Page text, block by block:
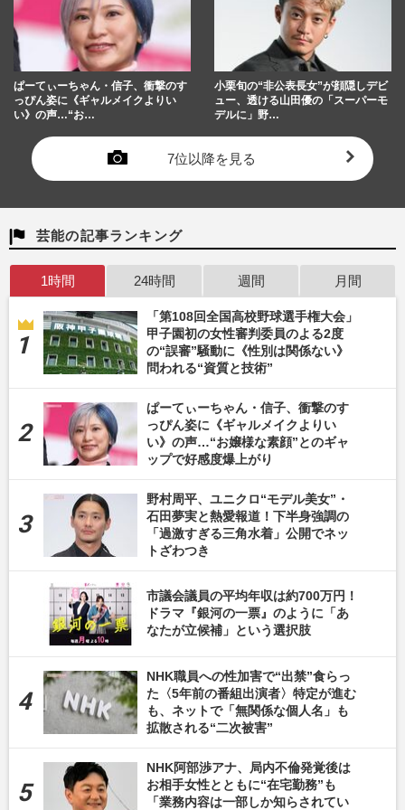
ぱーてぃーちゃん・信子、衝撃のす
っぴん姿に《ギャルメイクよりい
い》の声…“お…
小栗旬の“非公表長女”が顔隠しデビ
ュー、透ける山田優の「スーパーモ
デルに」野…
7位以降を見る
芸能の記事ランキング
1時間 24時間 週間 月間
「第108回全国高校野球選手権大会」
甲子園初の女性審判委員のよる2度
の“誤審”騒動に《性別は関係ない》
問われる“資質と技術”
ぱーてぃーちゃん・信子、衝撃のす
っぴん姿に《ギャルメイクよりい
い》の声…“お嬢様な素顔”とのギャ
ップで好感度爆上がり
野村周平、ユニクロ“モデル美女”・
石田夢実と熱愛報道！下半身強調の
「過激すぎる三角水着」公開でネッ
トざわつき
市議会議員の平均年収は約700万円！
ドラマ『銀河の一票』のように「あ
なたが立候補」という選択肢
NHK職員への性加害で“出禁”食らっ
た〈5年前の番組出演者〉特定が進む
も、ネットで「無関係な個人名」も
拡散される“二次被害”
NHK阿部渉アナ、局内不倫発覚後は
お相手女性とともに“在宅勤務”も
「業務内容は一部しか知らされてい